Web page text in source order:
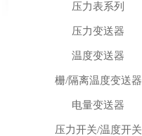
压力表系列
压力变送器
温度变送器
栅/隔离温度变送器
电量变送器
压力开关/温度开关